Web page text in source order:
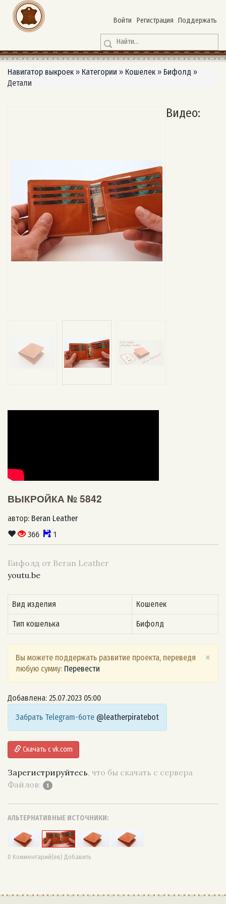
Войти Регистрация Поддержать
Навигатор выкроек » Категории » Кошелек » Бифолд »
Детали
Видео:
ВЫКРОЙКА № 5842
автор: Beran Leather
366
1
Бифолд от Beran Leather
youtu.be
Вид изделия Кошелек
Тип кошелька Бифолд
×
Вы можете поддержать развитие проекта, переведя
любую сумму: Перевести
Добавлена: 25.07.2023 05:00
Забрать Telegram-боте @leatherpiratebot
Скачать с vk.com
Зарегистрируйтесь, что бы скачать с сервера
Файлов:
1
АЛЬТЕРНАТИВНЫЕ ИСТОЧНИКИ:
0 Комментарий(ев) Добавить